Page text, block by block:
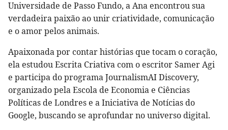
Universidade de Passo Fundo, a Ana encontrou sua
verdadeira paixão ao unir criatividade, comunicação
e o amor pelos animais.
Apaixonada por contar histórias que tocam o coração,
ela estudou Escrita Criativa com o escritor Samer Agi
e participa do programa JournalismAI Discovery,
organizado pela Escola de Economia e Ciências
Políticas de Londres e a Iniciativa de Notícias do
Google, buscando se aprofundar no universo digital.